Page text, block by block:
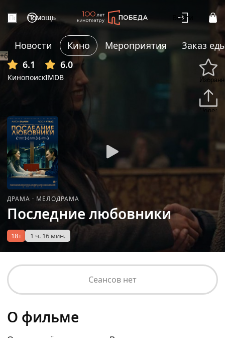
Помощь Войти
Новости Кино Мероприятия
Заказ
6.1
Кинопоиск
6.0
IMDB
+6
ДРАМА · МЕЛОДРАМА
Последние любовники
18+ 1 ч. 16 мин.
Сеансов нет
О фильме